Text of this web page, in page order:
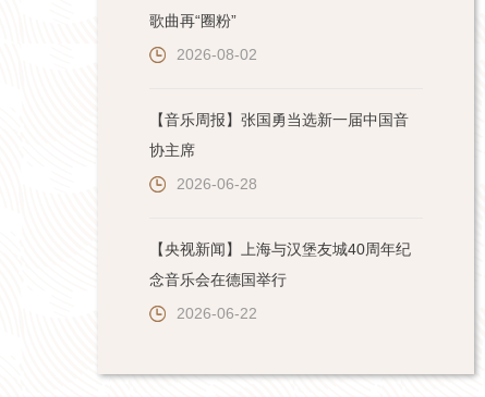
歌曲再“圈粉”
2026-08-02
【音乐周报】张国勇当选新一届中国音
协主席
2026-06-28
【央视新闻】上海与汉堡友城40周年纪
念音乐会在德国举行
2026-06-22